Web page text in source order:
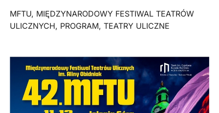
MFTU, MIĘDZYNARODOWY FESTIWAL TEATRÓW
ULICZNYCH, PROGRAM, TEATRY ULICZNE